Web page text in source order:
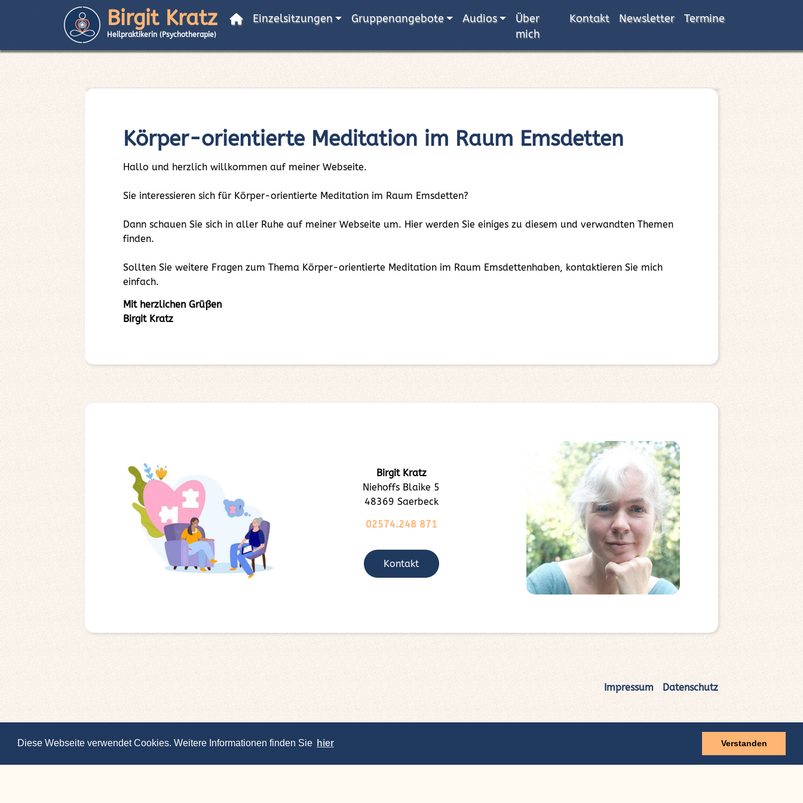
Diese Webseite verwendet Cookies. Weitere Informationen finden Sie hier Verstanden
Birgit Kratz
Heilpraktikerin (Psychotherapie)
Einzelsitzungen Gruppenangebote Audios
Über
mich
Kontakt Newsletter Termine
Körper-orientierte Meditation im Raum Emsdetten
Hallo und herzlich willkommen auf meiner Webseite.
Sie interessieren sich für Körper-orientierte Meditation im Raum Emsdetten?
Dann schauen Sie sich in aller Ruhe auf meiner Webseite um. Hier werden Sie einiges zu diesem und verwandten Themen
finden.
Sollten Sie weitere Fragen zum Thema Körper-orientierte Meditation im Raum Emsdettenhaben, kontaktieren Sie mich
einfach.
Mit herzlichen Grüßen
Birgit Kratz
Birgit Kratz
Niehoffs Blaike 5
48369 Saerbeck
02574.248 871
Kontakt
Impressum Datenschutz